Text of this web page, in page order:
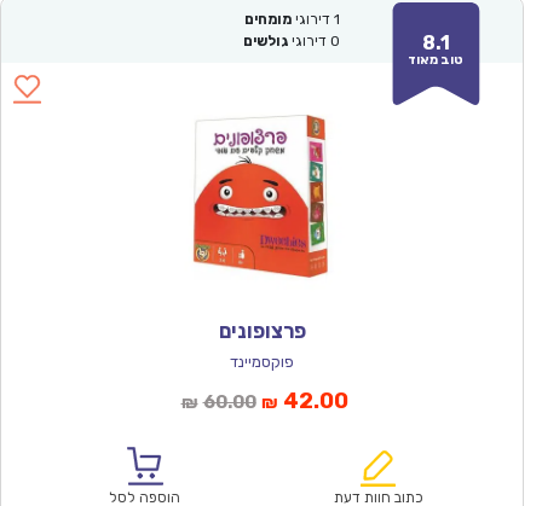
8.1
טוב מאוד
1 דירוגי מומחים
0 דירוגי גולשים
פרצופונים
פוקסמיינד
₪ 60.00המחיר
₪60.00.
₪ 42.00המחיר
הוא:
כתוב חוות דעת הוספה לסל